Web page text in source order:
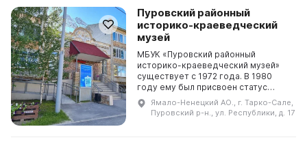
Пуровский районный
историко-краеведческий
музей
МБУК «Пуровский районный
историко-краеведческий музей»
существует с 1972 года. В 1980
году ему был присвоен статус
«Народный музей». Основная цель
музея - сохранить память о
первопроходцах 70-х и позн...
Ямало-Ненецкий АО., г. Тарко-Сале,
Пуровский р-н., ул. Республики, д. 17